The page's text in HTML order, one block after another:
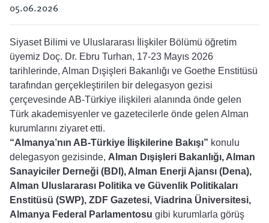
05.06.2026
Siyaset Bilimi ve Uluslararası İlişkiler Bölümü öğretim
üyemiz Doç. Dr. Ebru Turhan, 17-23 Mayıs 2026
tarihlerinde, Alman Dışişleri Bakanlığı ve Goethe Enstitüsü
tarafından gerçekleştirilen bir delegasyon gezisi
çerçevesinde AB-Türkiye ilişkileri alanında önde gelen
Türk akademisyenler ve gazetecilerle önde gelen Alman
kurumlarını ziyaret etti.
“Almanya’nın AB-Türkiye İlişkilerine Bakışı” konulu
delegasyon gezisinde, Alman Dışişleri Bakanlığı, Alman
Sanayiciler Derneği (BDI), Alman Enerji Ajansı (Dena),
Alman Uluslararası Politika ve Güvenlik Politikaları
Enstitüsü (SWP), ZDF Gazetesi, Viadrina Üniversitesi,
Almanya Federal Parlamentosu gibi kurumlarla görüş